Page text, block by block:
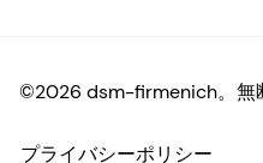
©2026 dsm-firmenich。無
プライバシーポリシー